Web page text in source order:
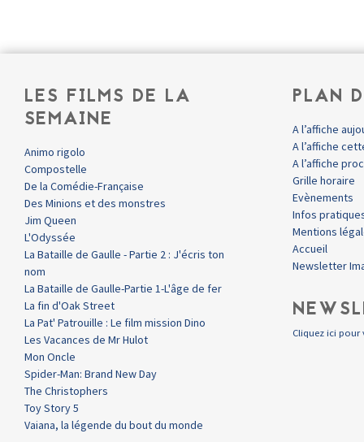
LES FILMS DE LA
SEMAINE
Animo rigolo
Compostelle
De la Comédie-Française
Des Minions et des monstres
Jim Queen
L'Odyssée
La Bataille de Gaulle - Partie 2 : J'écris ton
nom
La Bataille de Gaulle-Partie 1-L'âge de fer
La fin d'Oak Street
La Pat' Patrouille : Le film mission Dino
Les Vacances de Mr Hulot
Mon Oncle
Spider-Man: Brand New Day
The Christophers
Toy Story 5
Vaiana, la légende du bout du monde
PLAN
A l’affiche
A l’affiche
A l’affiche
Grille horaire
Evènements
Infos
Mentions
Accueil
Newsletter
Cliquez ici pour